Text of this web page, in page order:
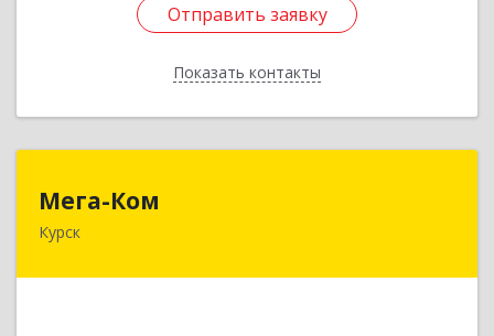
Отправить заявку
Показать контакты
Отправить заявку
Назад
Мега-Ком
Курск
305001, Курская обл, Курск г, Красной Армии ул,